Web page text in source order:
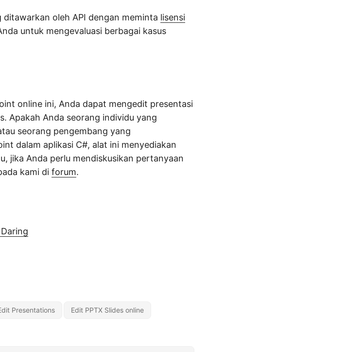
oleh API dengan meminta lisensi
untuk mengevaluasi berbagai kasus
online ini, Anda dapat mengedit presentasi
Apakah Anda seorang individu yang
seorang pengembang yang
dalam aplikasi C#, alat ini menyediakan
jika Anda perlu mendiskusikan pertanyaan
kami di forum.
Presentations Edit PPTX Slides online